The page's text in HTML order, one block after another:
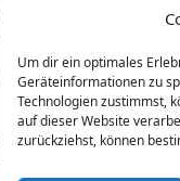
Um dir ein optimales
Geräteinformationen zu
Technologien zustimmst,
auf dieser Website
zurückziehst, können
kann nur
Leib“ – Jesus
Brotstücke.
für Christus.
Todes Jesu: Ich
kommen